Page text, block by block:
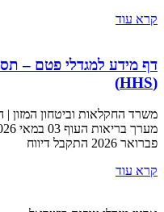
קרא עוד
דף מידע למגדלי פטם –
(HHS)
משרד החקלאות וביטחון המזון |
פברואר 2026 התקבל דיווח
קרא עוד